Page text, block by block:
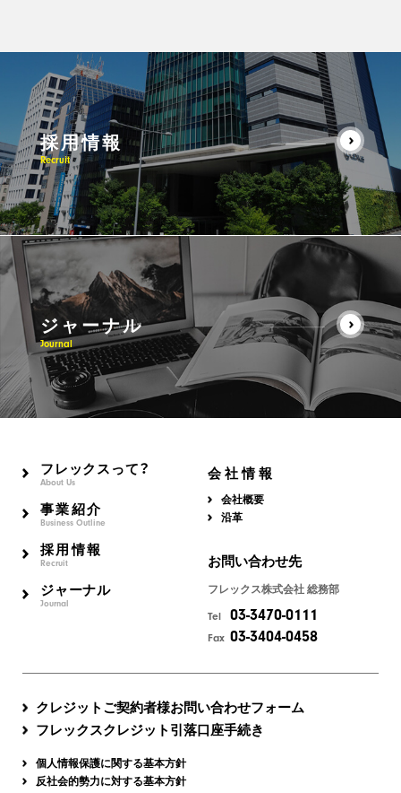
採用情報
Recruit
ジャーナル
Journal
フレックスって？
About Us
事業紹介
Business Outline
採用情報
Recruit
ジャーナル
Journal
会社情報
会社概要
沿革
お問い合わせ先
フレックス株式会社 総務部
Tel 03-3470-0111
Fax 03-3404-0458
クレジットご契約者様お問い合わせフォーム
フレックスクレジット引落口座手続き
個人情報保護に関する基本方針
反社会的勢力に対する基本方針